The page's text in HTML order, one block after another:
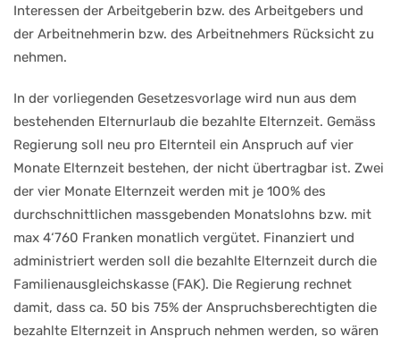
Interessen der Arbeitgeberin bzw. des Arbeitgebers und
der Arbeitnehmerin bzw. des Arbeitnehmers Rücksicht zu
nehmen.
In der vorliegenden Gesetzesvorlage wird nun aus dem
bestehenden Elternurlaub die bezahlte Elternzeit. Gemäss
Regierung soll neu pro Elternteil ein Anspruch auf vier
Monate Elternzeit bestehen, der nicht übertragbar ist. Zwei
der vier Monate Elternzeit werden mit je 100% des
durchschnittlichen massgebenden Monatslohns bzw. mit
max 4‘760 Franken monatlich vergütet. Finanziert und
administriert werden soll die bezahlte Elternzeit durch die
Familienausgleichskasse (FAK). Die Regierung rechnet
damit, dass ca. 50 bis 75% der Anspruchsberechtigten die
bezahlte Elternzeit in Anspruch nehmen werden, so wären